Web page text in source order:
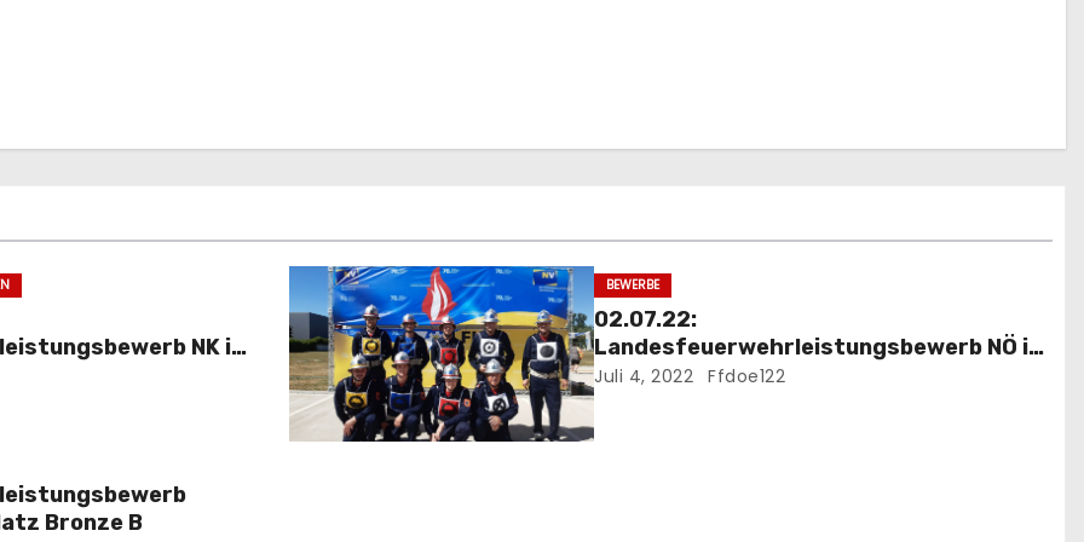
NK im
BEWERBE
02.07.22:
Landesfeuerwehrleistungsbewerb NÖ in
Tulln – Wir waren wieder dabei
Juli 4, 2022 Ffdoe122
Bronze B